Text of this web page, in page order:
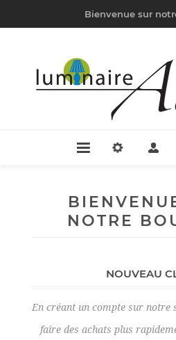
Bienvenue sur
NOTRE
NOUVEAU
En créant un compte sur notre
faire des achats plus